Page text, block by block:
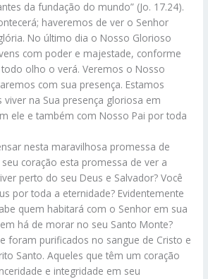
da fundação do mundo” (Jo. 17.24).
haveremos de ver o Senhor
No último dia o Nosso Glorioso
com poder e majestade, conforme
olho o verá. Veremos o Nosso
com sua presença. Estamos
na Sua presença gloriosa em
ele e também com Nosso Pai por toda
nesta maravilhosa promessa de
coração esta promessa de ver a
perto do seu Deus e Salvador? Você
por toda a eternidade? Evidentemente
quem habitará com o Senhor em sua
há de morar no seu Santo Monte?
foram purificados no sangue de Cristo e
Santo. Aqueles que têm um coração
e integridade em seu